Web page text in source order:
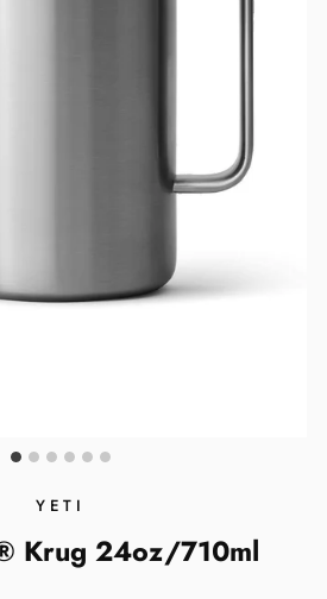
YETI
Krug 24oz/710ml